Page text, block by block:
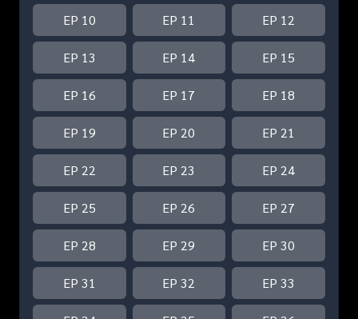
EP 10 EP 11 EP 12
EP 13 EP 14 EP 15
EP 16 EP 17 EP 18
EP 19 EP 20 EP 21
EP 22 EP 23 EP 24
EP 25 EP 26 EP 27
EP 28 EP 29 EP 30
EP 31 EP 32 EP 33